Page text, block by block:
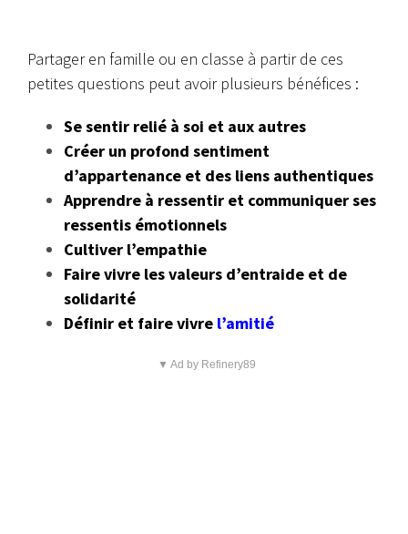
Partager en famille ou en classe à partir de ces
petites questions peut avoir plusieurs bénéfices :
Se sentir relié à soi et aux autres
Créer un profond sentiment
d’appartenance et des liens authentiques
Apprendre à ressentir et communiquerses
ressentis émotionnels
Cultiver l’empathie
Faire vivre les valeurs d’entraide et de
solidarité
Définir et faire vivre l’amitié
▼ Ad by Refinery89